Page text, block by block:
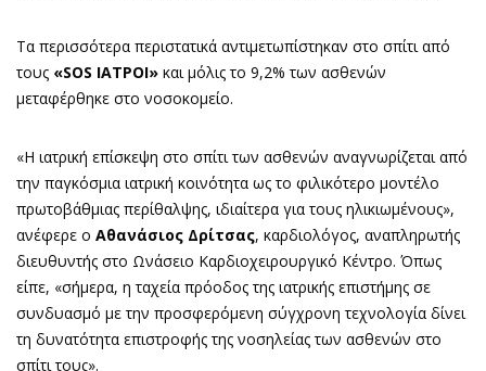
Τα περισσότερα περιστατικά αντιμετωπίστηκαν στο σπίτι από
τους «SOS ΙΑΤΡΟΙ» και μόλις το 9,2% των ασθενών
μεταφέρθηκε στο νοσοκομείο.
«Η ιατρική επίσκεψη στο σπίτι των ασθενών αναγνωρίζεται από
την παγκόσμια ιατρική κοινότητα ως το φιλικότερο μοντέλο
πρωτοβάθμιας περίθαλψης, ιδιαίτερα για τους ηλικιωμένους»,
ανέφερε ο Αθανάσιος Δρίτσας, καρδιολόγος, αναπληρωτής
διευθυντής στο Ωνάσειο Καρδιοχειρουργικό Κέντρο. Όπως
είπε, «σήμερα, η ταχεία πρόοδος της ιατρικής επιστήμης σε
συνδυασμό με την προσφερόμενη σύγχρονη τεχνολογία δίνει
τη δυνατότητα επιστροφής της νοσηλείας των ασθενών στο
σπίτι τους».